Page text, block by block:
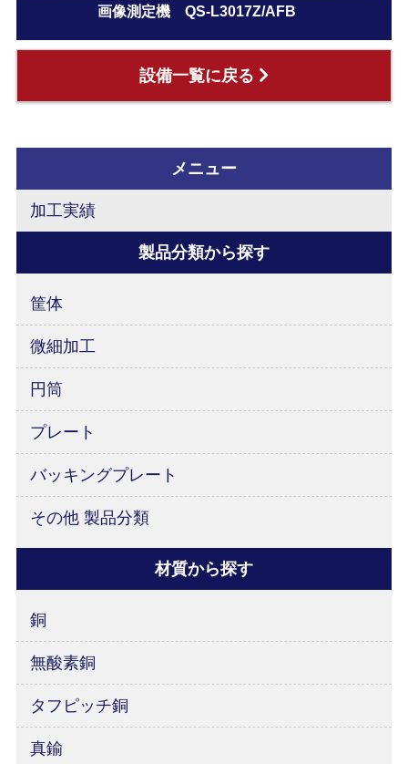
画像測定機 QS-L3017Z/AFB
設備一覧に戻る
メニュー
加工実績
製品分類から探す
筐体
微細加工
円筒
プレート
バッキングプレート
その他 製品分類
材質から探す
銅
無酸素銅
タフピッチ銅
真鍮